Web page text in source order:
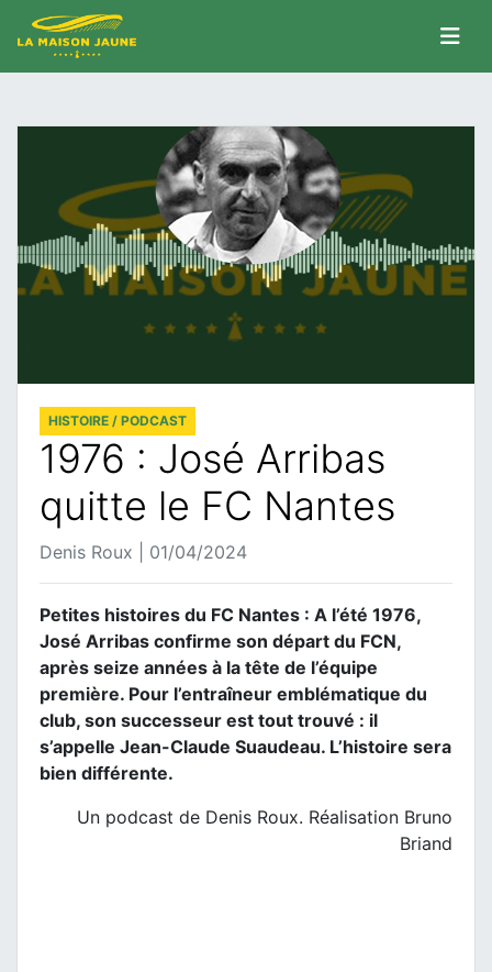
HISTOIRE / PODCAST
1976 : José Arribas
quitte le FC Nantes
Denis Roux | 01/04/2024
Petites histoires du FC Nantes : A l’été 1976,
José Arribas confirme son départ du FCN,
après seize années à la tête de l’équipe
première. Pour l’entraîneur emblématique du
club, son successeur est tout trouvé : il
s’appelle Jean-Claude Suaudeau. L’histoire sera
bien différente.
Un podcast de Denis Roux. Réalisation Bruno
Briand